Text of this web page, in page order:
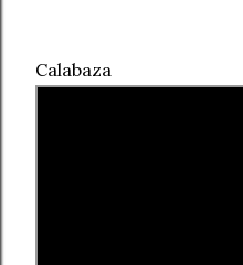
Calabaza